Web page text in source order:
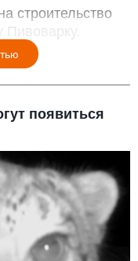
строительство
появиться